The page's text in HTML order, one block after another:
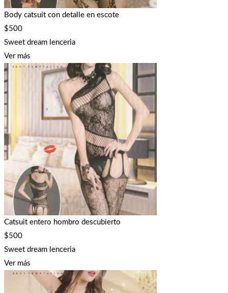
Body catsuit con detalle en escote
$500
Sweet dream lenceria
Ver más
Catsuit entero hombro descubierto
$500
Sweet dream lenceria
Ver más